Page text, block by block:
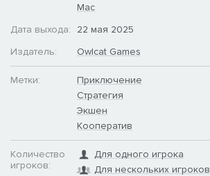
Mac
Дата выхода:
22 мая 2025
Издатель:
Owlcat Games
Метки:
Приключение
Стратегия
Экшен
Кооператив
Количество
игроков:
Для одного игрока
Для нескольких игроков